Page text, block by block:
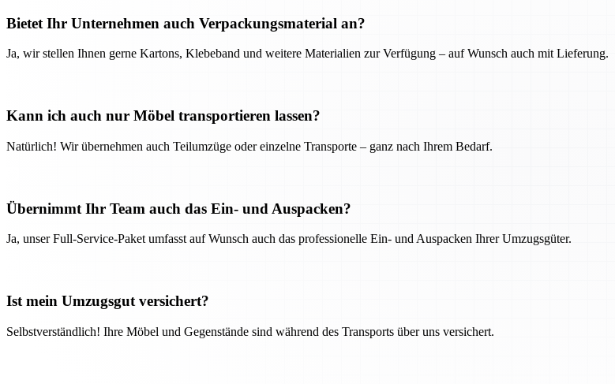
Bietet Ihr Unternehmen auch Verpackungsmaterial an?
Ja, wir stellen Ihnen gerne Kartons, Klebeband und weitere Materialien zur Verfügung – auf Wunsch auch mit Lieferung.
Kann ich auch nur Möbel transportieren lassen?
Natürlich! Wir übernehmen auch Teilumzüge oder einzelne Transporte – ganz nach Ihrem Bedarf.
Übernimmt Ihr Team auch das Ein- und Auspacken?
Ja, unser Full-Service-Paket umfasst auf Wunsch auch das professionelle Ein- und Auspacken Ihrer Umzugsgüter.
Ist mein Umzugsgut versichert?
Selbstverständlich! Ihre Möbel und Gegenstände sind während des Transports über uns versichert.